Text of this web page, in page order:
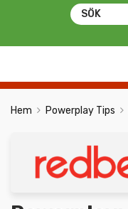
Hem Powerplay Tips